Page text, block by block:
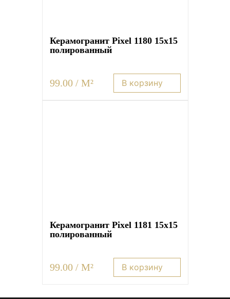
Керамогранит Pixel 1180 15х15
полированный
99.00 / M² В корзину
Керамогранит Pixel 1181 15х15
полированный
99.00 / M² В корзину